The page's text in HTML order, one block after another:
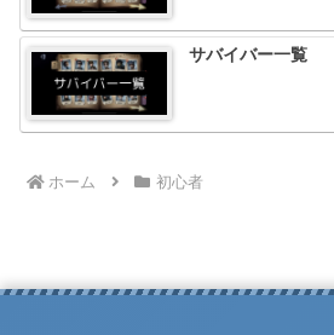
サバイバー一覧
ホーム 初心者